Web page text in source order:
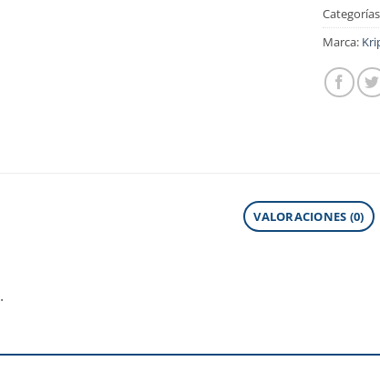
Marca:
VALORACIONES (0)